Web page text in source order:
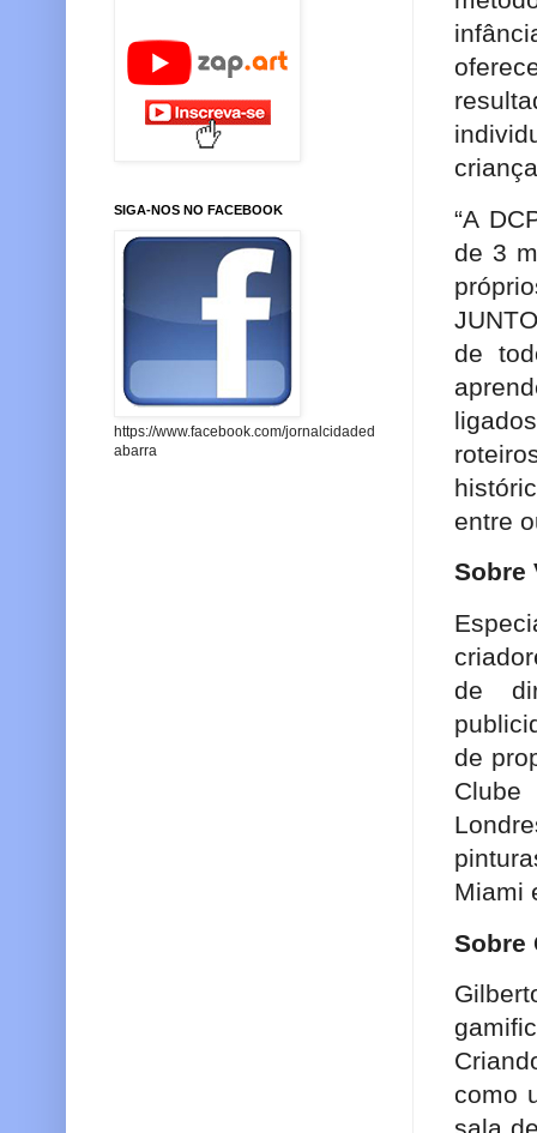
“A
de 3
de
entre
Sobre
de
de
Miami
Sobre
como
SIGA-NOS NO FACEBOOK
https://www.facebook.com/jornalcidaded
abarra